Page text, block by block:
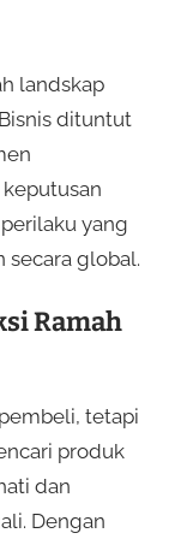
landskap
dituntut
yang
secara global.
Ramah
tetapi
produk
dan
Dengan